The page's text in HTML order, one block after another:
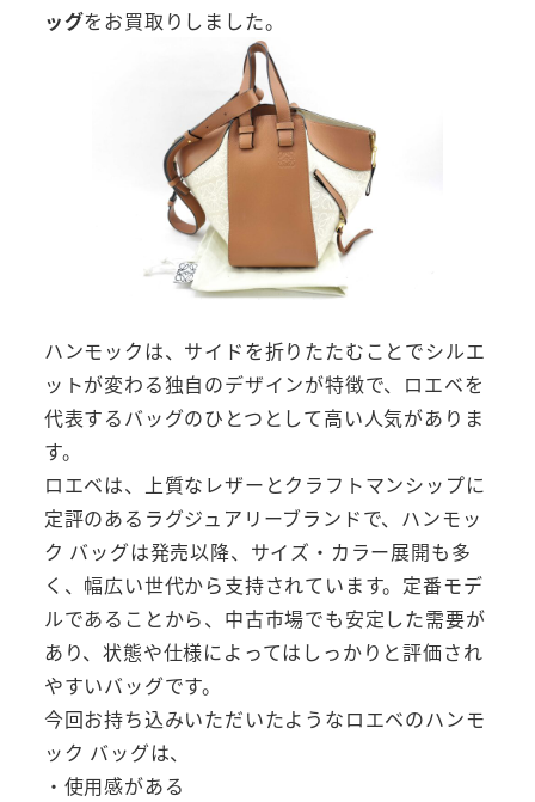
ッグをお買取りしました。
ハンモックは、サイドを折りたたむことでシルエ
ットが変わる独自のデザインが特徴で、ロエベを
代表するバッグのひとつとして高い人気がありま
す。
ロエベは、上質なレザーとクラフトマンシップに
定評のあるラグジュアリーブランドで、ハンモッ
ク バッグは発売以降、サイズ・カラー展開も多
く、幅広い世代から支持されています。定番モデ
ルであることから、中古市場でも安定した需要が
あり、状態や仕様によってはしっかりと評価され
やすいバッグです。
今回お持ち込みいただいたようなロエベのハンモ
ック バッグは、
・使用感がある